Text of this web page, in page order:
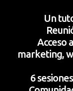
Un
Acceso
marketing,
6